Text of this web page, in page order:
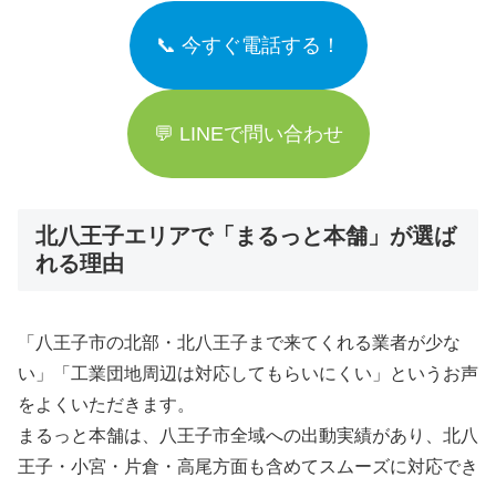
📞 今すぐ電話する！
💬 LINEで問い合わせ
北八王子エリアで「まるっと本舗」が選ば
れる理由
「八王子市の北部・北八王子まで来てくれる業者が少な
い」「工業団地周辺は対応してもらいにくい」というお声
をよくいただきます。
まるっと本舗は、八王子市全域への出動実績があり、北八
王子・小宮・片倉・高尾方面も含めてスムーズに対応でき